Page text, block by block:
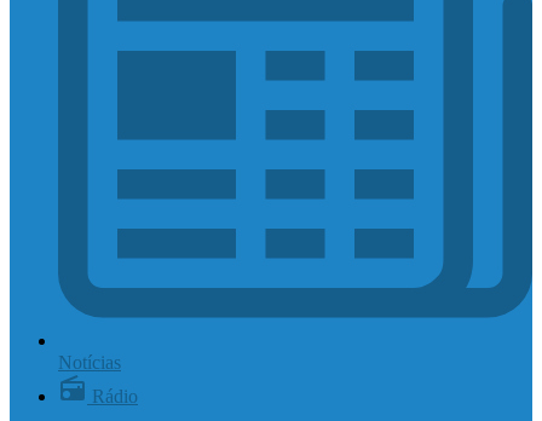
Notícias
Rádio